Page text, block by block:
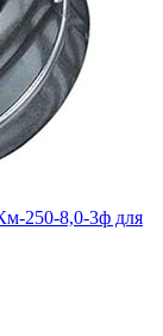
250-8,0-3ф для